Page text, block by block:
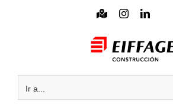
MapaInstagram
Ir a...